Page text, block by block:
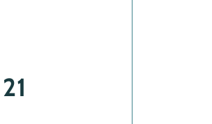
21